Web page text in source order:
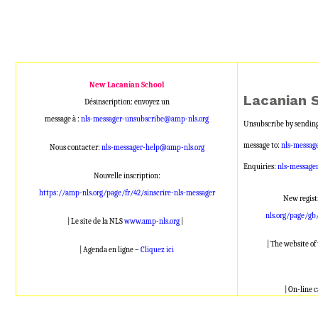
New Lacanian School
Désinscription: envoyez un
message à :nls-messager-unsubscribe@amp-nls.org
Nous contacter: nls-messager-help@amp-nls.org
Nouvelle inscription:
https://amp-nls.org/page/fr/42/sinscrire-nls-messager
| Le site de la NLSwww.amp-nls.org
| Agenda en ligne –Cliquez ici
Lacanian
Unsubscribe by
message to: nls-
Enquiries: nls-
New
nls.org/page/
| The website
| On-line